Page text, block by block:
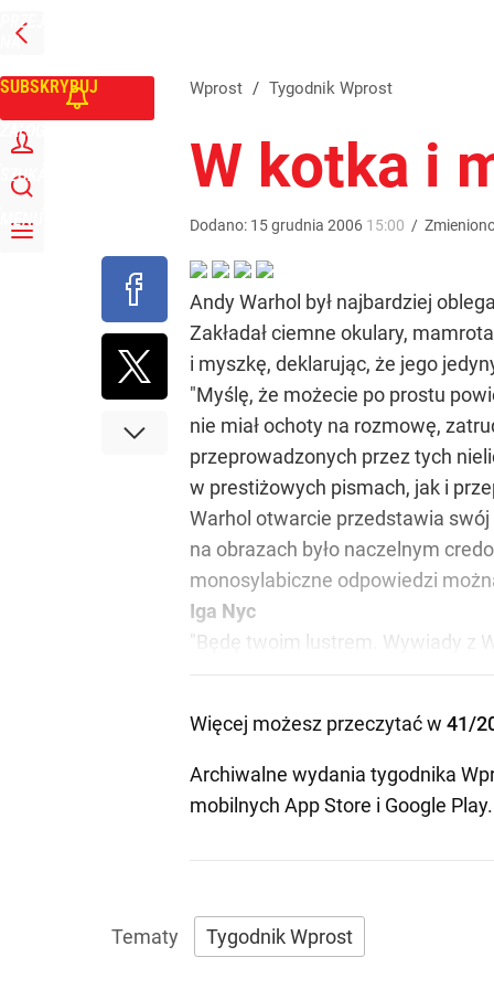
PRZEJDŹ
NA
GŁÓWNĄ
SUBSKRYBUJ
ZALOGUJ
SZUKAJ
MENU
Wprost / Tygodnik Wprost
W kotka i
Dodano: 15grudnia 2006 15:00 /
Andy Warhol był najbardziej
Zakładał ciemne okulary,
i myszkę, deklarując, że jego
"Myślę, że możecie po prostu
nie miał ochoty na rozmowę,
przeprowadzonych przez tych
w prestiżowych pismach, jak i
Warhol otwarcie przedstawia
na obrazach było naczelnym
monosylabiczne odpowiedzi
Iga Nyc
"Będę twoim lustrem. Wywiady z
Więcej możesz przeczytać w 41/
Archiwalne wydania tygodnika
mobilnych App Store i Google Play.
Tygodnik Wprost